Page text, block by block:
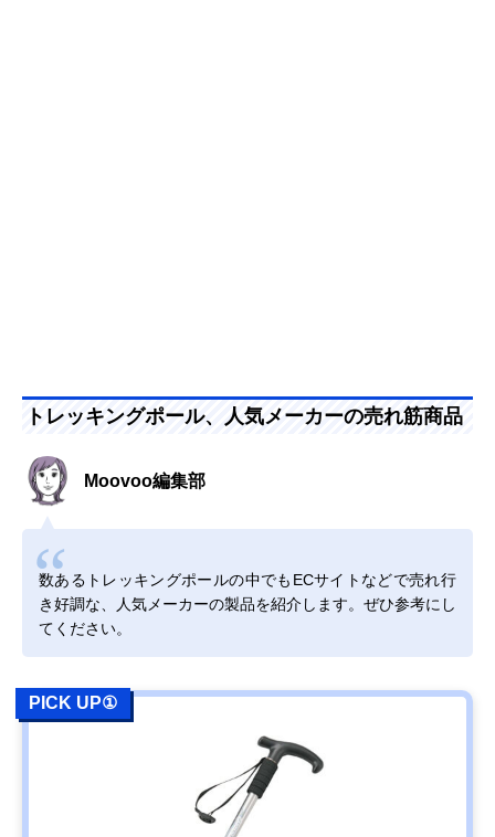
トレッキングポール、人気メーカーの売れ筋商品
Moovoo編集部
数あるトレッキングポールの中でもECサイトなどで売れ行
き好調な、人気メーカーの製品を紹介します。ぜひ参考にし
てください。
PICK UP①